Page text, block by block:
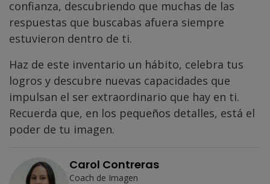
confianza, descubriendo que muchas de las
respuestas que buscabas afuera siempre
estuvieron dentro de ti.
Haz de este inventario un hábito, celebra tus
logros y descubre nuevas capacidades que
impulsan el ser extraordinario que hay en ti.
Recuerda que, en los pequeños detalles, está el
poder de tu imagen.
Carol Contreras
Coach de Imagen